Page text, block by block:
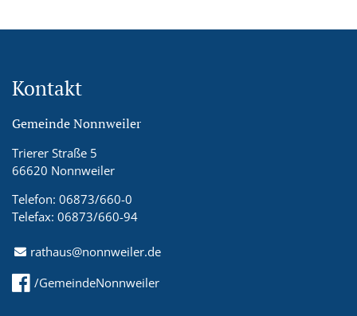
Kontakt
Gemeinde Nonnweiler
Trierer Straße 5
66620 Nonnweiler
Telefon: 06873/660-0
Telefax: 06873/660-94
rathaus@nonnweiler.de
/GemeindeNonnweiler